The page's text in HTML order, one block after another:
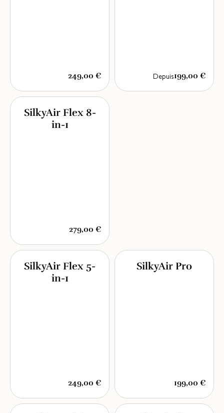
249,00 € Depuis199,00 €
SilkyAir Flex 8-
in-1
279,00 €
SilkyAir Flex 5-
in-1
249,00 €
SilkyAir Pro
199,00 €